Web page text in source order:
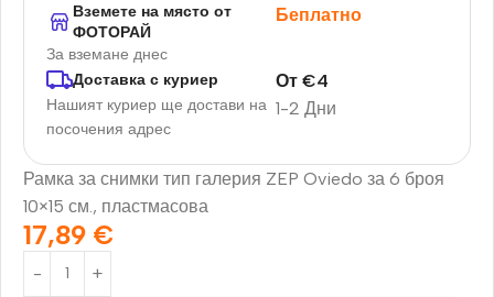
Вземете на място от
ФОТОРАЙ
За вземане днес
Беплатно
Доставка с куриер
Нашият куриер ще достави на
посочения адрес
1-2 Дни
От€4
Рамка за снимки тип галерия ZEP Oviedo за 6 броя
10×15 см., пластмасова
17,89 €